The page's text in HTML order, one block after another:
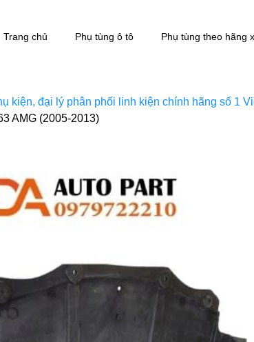
Trang chủ Phụ tùng ô tô Phụ tùng theo hãng
kiện, đại lý phân phối linh kiện chính hãng số 1
AMG (2005-2013)